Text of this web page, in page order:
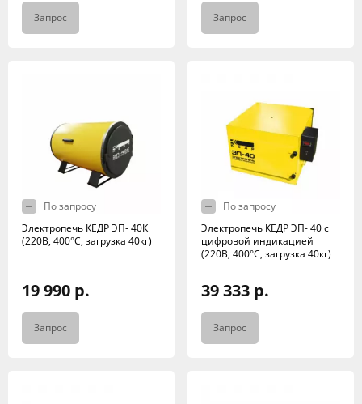
Запрос Запрос
По запросу
Электропечь КЕДР ЭП- 40К
(220В, 400°C, загрузка 40кг)
19 990 р.
Запрос
По запросу
Электропечь КЕДР ЭП- 40 с
цифровой индикацией
(220В, 400°C, загрузка 40кг)
39 333 р.
Запрос